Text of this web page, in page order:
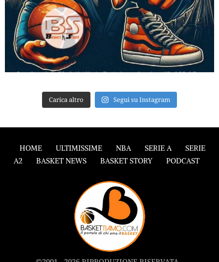
Carica altro Segui su Instagram
HOME ULTIMISSIME NBA SERIE A
SERIE
A2
BASKET NEWS BASKET STORY PODCAST